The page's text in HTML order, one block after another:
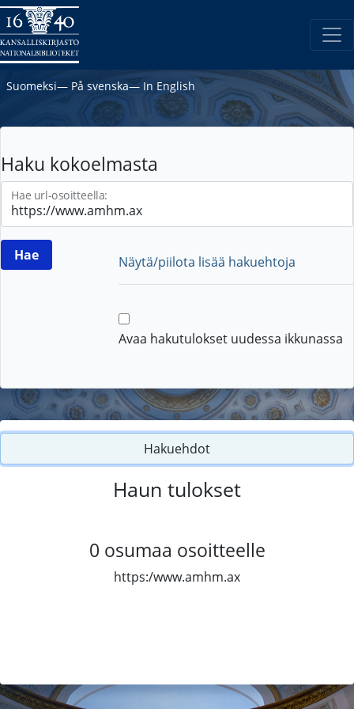
Suomeksi― På svenska― In English
Haku kokoelmasta
Hae url-osoitteella:
Näytä/piilota lisää hakuehtoja
Avaa hakutulokset uudessa ikkunassa
Hakuehdot
Haun tulokset
0 osumaa osoitteelle
https:/www.amhm.ax